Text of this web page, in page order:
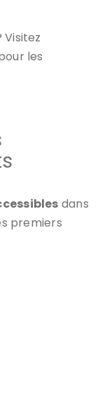
Visitez
les
dans
premiers